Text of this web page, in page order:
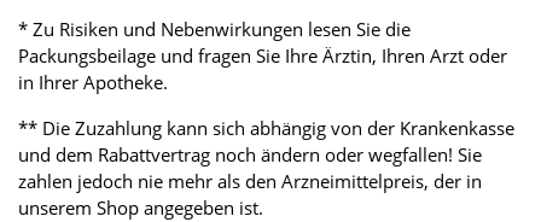
* Zu Risiken und Nebenwirkungen lesen Sie die
Packungsbeilage und fragen Sie Ihre Ärztin, Ihren Arzt oder
in Ihrer Apotheke.
** Die Zuzahlung kann sich abhängig von der Krankenkasse
und dem Rabattvertrag noch ändern oder wegfallen! Sie
zahlen jedoch nie mehr als den Arzneimittelpreis, der in
unserem Shop angegeben ist.